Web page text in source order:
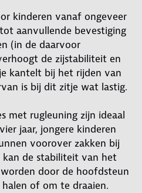
kinderen vanaf ongeveer
aanvullende bevestiging
(in de daarvoor
de zijstabiliteit en
kantelt bij het rijden van
is bij dit zitje wat lastig.
met rugleuning zijn ideaal
jaar, jongere kinderen
voorover zakken bij
kan de stabiliteit van het
door de hoofdsteun
of om te draaien.